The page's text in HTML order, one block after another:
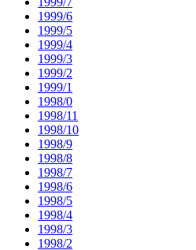
1999/6
1999/5
1999/4
1999/3
1999/2
1999/1
1998/0
1998/11
1998/10
1998/9
1998/8
1998/7
1998/6
1998/5
1998/4
1998/3
1998/2